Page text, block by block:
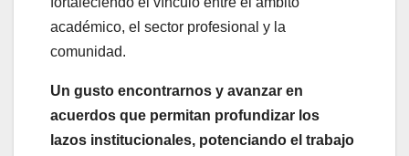
académico, el sector profesional y la
comunidad.
Un gusto encontrarnos y avanzar en
acuerdos que permitan profundizar los
lazos institucionales, potenciando el trabajo